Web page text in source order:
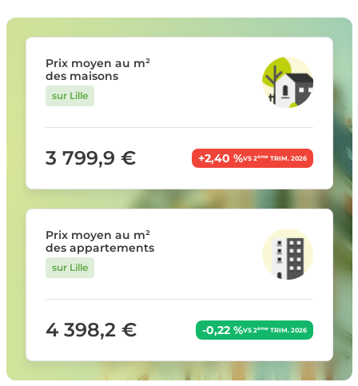
Prix moyen au m²
des maisons
sur Lille
3 799,9 € +2,40 %VS 2èmeTRIM. 2026
Prix moyen au m²
des appartements
sur Lille
4 398,2 € -0,22 %VS 2èmeTRIM. 2026